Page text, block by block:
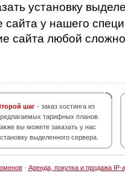
установку
сайта у нашего
сайта любой
шаг - заказ хостинга из
тарифных планов.
вы можете заказать у нас
выделенного сервера.
· Аренда, покупка и продажа IP-